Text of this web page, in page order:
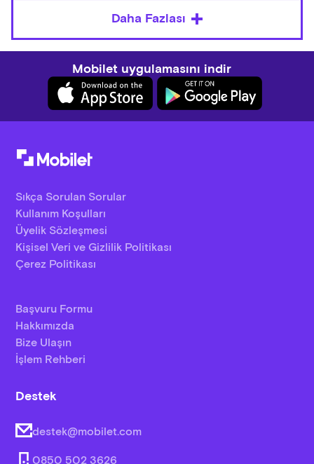
Daha Fazlası
Mobilet uygulamasını indir
Sıkça Sorulan Sorular
Kullanım Koşulları
Üyelik Sözleşmesi
Kişisel Veri ve Gizlilik Politikası
Çerez Politikası
Başvuru Formu
Hakkımızda
Bize Ulaşın
İşlem Rehberi
Destek
destek@mobilet.com
0850 502 3626